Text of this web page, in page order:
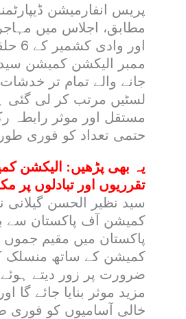
پریس انفارمیشن
ممبر الیکشن کمیشن
جانے والے تمام تر
مستقل اور موثر رابطہ
حتمی تعداد کو فوری طور
یہ بھی پڑھیں: الیکشن
تقرریوں اور تبادلوں پر
سید نظیر الحسن گیلانی
کمیشن آف پاکستان سے
پاکستان میں مقیم
کمیشن کے ساتھ منسلک
ضرورت پر زور دیتے
مزید موثر بنایا جائے گا
خالی آسامیوں کو فوری